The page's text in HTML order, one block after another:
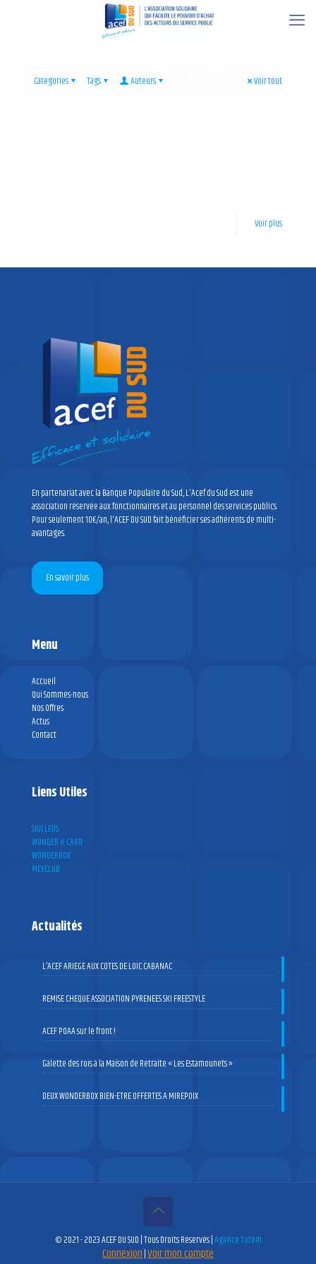
Catégories Tags Auteurs Voir tout
Voir plus
En partenariat avec la Banque Populaire du Sud, L'Acef du Sud est une
association réservée aux fonctionnaires et au personnel des services publics.
Pour seulement 10€/an, l'ACEF DU SUD fait bénéficier ses adhérents de multi-
avantages.
En savoir plus
Menu
Accueil
Qui Sommes-nous
Nos Offres
Actus
Contact
Liens Utiles
SKILLEOS
WONDER e-CARD
WONDERBOX
MEYCLUB
Actualités
L’ACEF ARIEGE AUX COTES DE LOIC CABANAC
REMISE CHEQUE ASSOCIATION PYRENEES SKI FREESTYLE
ACEF POAA sur le front !
Galette des rois à la Maison de Retraite « Les Estamounets »
DEUX WONDERBOX BIEN-ETRE OFFERTES A MIREPOIX
© 2021 - 2023 ACEF DU SUD | Tous Droits Réservés | Agence Totem
Connexion Voir mon compte